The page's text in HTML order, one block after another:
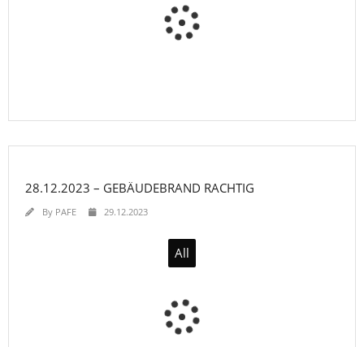
28.12.2023 – GEBÄUDEBRAND RACHTIG
By PAFE 29.12.2023
All